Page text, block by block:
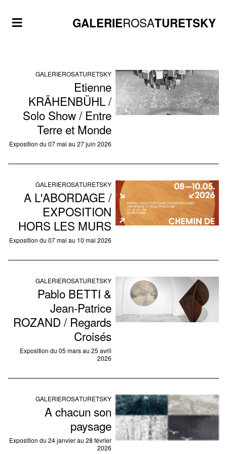
GALERIEROSATURETSKY
GALERIEROSATURETSKY
Etienne
KRÄHENBÜHL /
Solo Show / Entre
Terre et Monde
Exposition du 07 mai au 27 juin 2026
GALERIEROSATURETSKY
A L'ABORDAGE /
EXPOSITION
HORS LES MURS
Exposition du 07 mai au 10 mai 2026
GALERIEROSATURETSKY
Pablo BETTI &
Jean-Patrice
ROZAND / Regards
Croisés
Exposition du 05 mars au 25 avril
2026
GALERIEROSATURETSKY
A chacun son
paysage
Exposition du 24 janvier au 28 février
2026